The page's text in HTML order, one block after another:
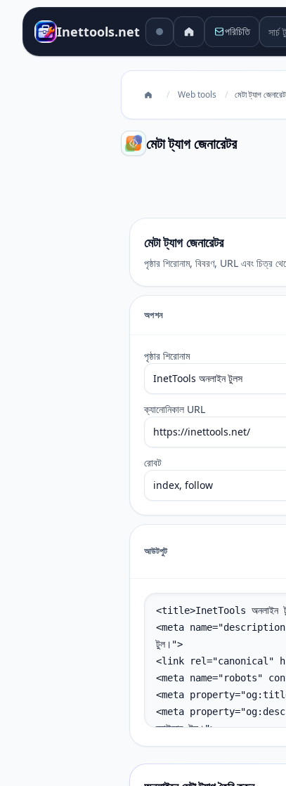
Inettools.net পরিচিতি সার্চ টুলস
/ Web tools / মেটা ট্যাগ
মেটা ট্যাগ জেনারেটর
মেটা ট্যাগ জেনারেটর
পৃষ্ঠার শিরোনাম, বিবরণ, URL এবং
অপশন
পৃষ্ঠার শিরোনাম
ক্যানোনিকাল URL
রোবট
আউটপুট